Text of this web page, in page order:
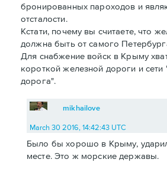
бронированных пароходов и
отсталости.
Кстати, почему вы считаете, что
должна быть от самого
Для снабжение войск в Крыму
короткой железной дороги и сети
дорога".
mikhailove
March 30 2016, 14:42:43 UTC
Было бы хорошо в Крыму,
месте. Это ж морские державы.